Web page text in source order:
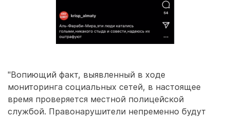
"Вопиющий факт, выявленный в ходе
мониторинга социальных сетей, в настоящее
время проверяется местной полицейской
службой. Правонарушители непременно будут